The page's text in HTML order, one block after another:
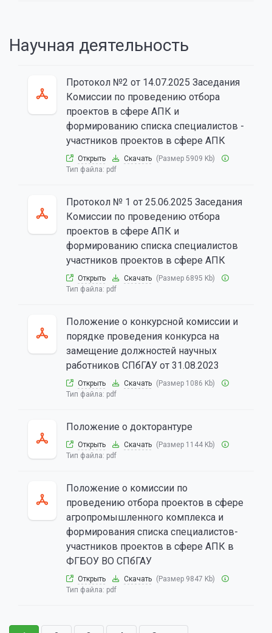
Научная деятельность
Протокол №2 от 14.07.2025 Заседания
Комиссии по проведению отбора
проектов в сфере АПК и
формированию списка специалистов -
участников проектов в сфере АПК
Открыть Скачать (Размер 5909 Kb)
Тип файла: pdf
Протокол № 1 от 25.06.2025 Заседания
Комиссии по проведению отбора
проектов в сфере АПК и
формированию списка специалистов
участников проектов в сфере АПК
Открыть Скачать (Размер 6895 Kb)
Тип файла: pdf
Положение о конкурсной комиссии и
порядке проведения конкурса на
замещение должностей научных
работников СПбГАУ от 31.08.2023
Открыть Скачать (Размер 1086 Kb)
Тип файла: pdf
Положение о докторантуре
Открыть Скачать (Размер 1144 Kb)
Тип файла: pdf
Положение о комиссии по
проведению отбора проектов в сфере
агропромышленного комплекса и
формирования списка специалистов-
участников проектов в сфере АПК в
ФГБОУ ВО СПбГАУ
Открыть Скачать (Размер 9847 Kb)
Тип файла: pdf